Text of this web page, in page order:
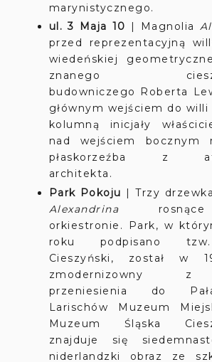
marynistycznego.
ul. 3 Maja 10
Magnolia
przed reprezentacyjną
wiedeńskiej
znanego
budowniczego Roberta
głównym wejściem do willi
kolumną inicjały
nad wejściem bocznym
płaskorzeźba z
architekta.
Park Pokoju |Trzy
Alexandrina
orkiestronie. Park, w
roku podpisano
Cieszyński, został w
zmodernizowny
przeniesienia do
Larischów Muzeum
Muzeum Śląska
znajduje się
niderlandzki obraz ze